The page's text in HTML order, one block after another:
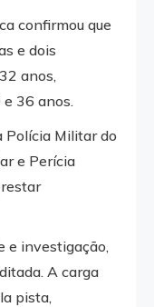
confirmou que
e dois
anos,
36 anos.
Polícia Militar do
e Perícia
e investigação,
A carga
pista,